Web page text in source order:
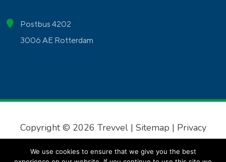
Postbus 4202
3006 AE Rotterdam
Copyright © 2026 Trevvel | Sitemap | Privacy
We use cookies to ensure that we give you the best